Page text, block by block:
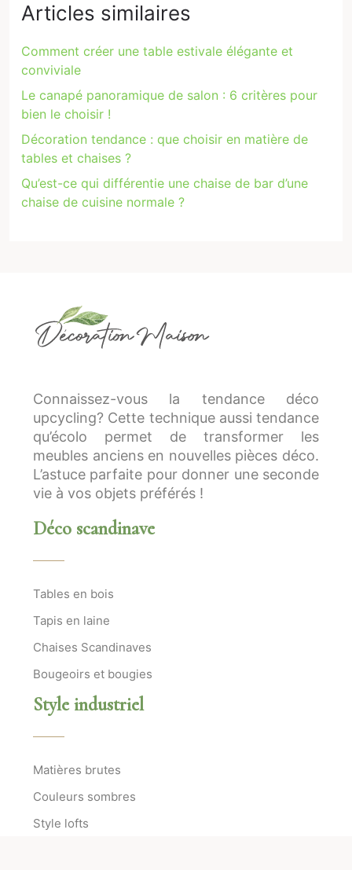
Articles similaires
Comment créer une table estivale élégante et
conviviale
Le canapé panoramique de salon : 6 critères pour
bien le choisir !
Décoration tendance : que choisir en matière de
tables et chaises ?
Qu’est-ce qui différentie une chaise de bar d’une
chaise de cuisine normale ?
Connaissez-vous la tendance déco
upcycling? Cette technique aussi tendance
qu’écolo permet de transformer les
meubles anciens en nouvelles pièces déco.
L’astuce parfaite pour donner une seconde
vie à vos objets préférés !
Déco scandinave
Tables en bois
Tapis en laine
Chaises Scandinaves
Bougeoirs et bougies
Style industriel
Matières brutes
Couleurs sombres
Style lofts